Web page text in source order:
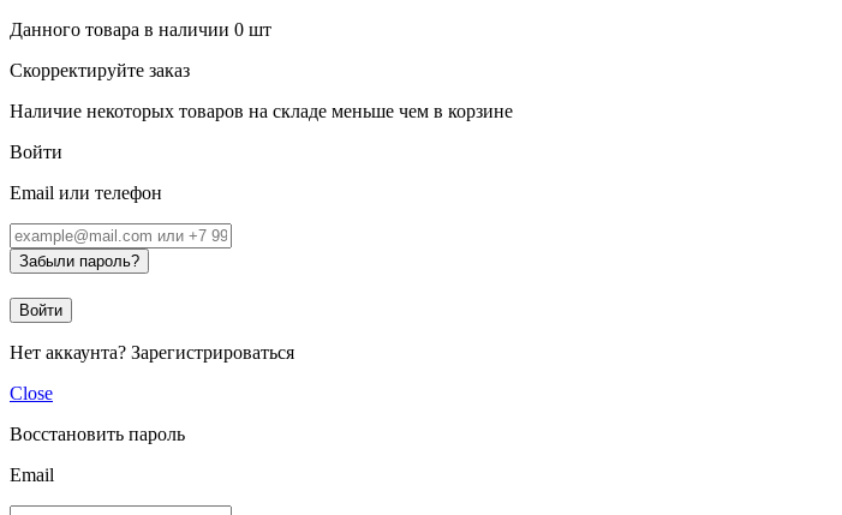
Данного товара в наличии 0 шт
Скорректируйте заказ
Наличие некоторых товаров на складе меньше чем в корзине
Войти
Email или телефон
Забыли пароль?
Войти
Нет аккаунта? Зарегистрироваться
Close
Восстановить пароль
Email